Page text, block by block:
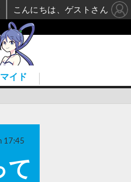
イド
て
17:45
こんにちは、ゲストさん